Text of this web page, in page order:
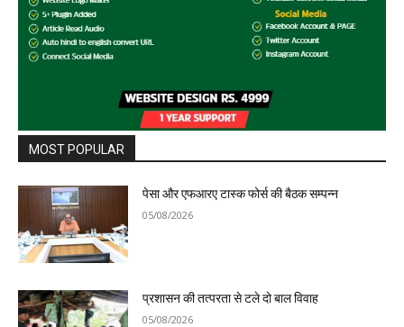
MOST POPULAR
पेसा और एफआरए टास्क फोर्स की बैठक सम्पन्न
05/08/2026
प्रशासन की तत्परता से टले दो बाल विवाह
05/08/2026